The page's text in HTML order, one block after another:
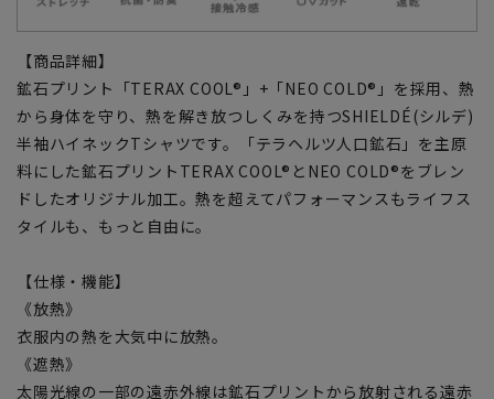
【商品詳細】
鉱石プリント「TERAX COOL®」+「NEO COLD®」を採用、熱
から身体を守り、熱を解き放つしくみを持つSHIELDÉ(シルデ)
半袖ハイネックTシャツです。「テラヘルツ人口鉱石」を主原
料にした鉱石プリントTERAX COOL®とNEO COLD®をブレン
ドしたオリジナル加工。熱を超えてパフォーマンスもライフス
タイルも、もっと自由に。
【仕様・機能】
《放熱》
衣服内の熱を大気中に放熱。
《遮熱》
太陽光線の一部の遠赤外線は鉱石プリントから放射される遠赤